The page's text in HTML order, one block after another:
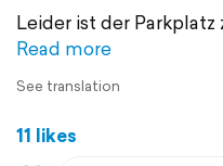
Leider ist der
Read more
See translation
11 likes